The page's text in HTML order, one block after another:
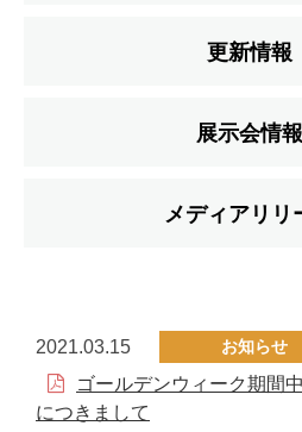
更新情報
展示会情報
メディアリリ
2021.03.15 お知らせ
ゴールデンウィーク期間
につきまして